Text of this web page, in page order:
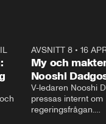
AVSNITT 8• 16
My och
Nooshi
V-ledaren Nooshi
pressas internt om
regeringsfrågan.